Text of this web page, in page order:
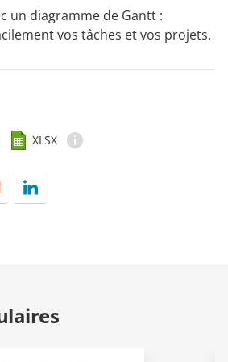
un diagramme de Gantt :
vos tâches et vos projets.
XLSX